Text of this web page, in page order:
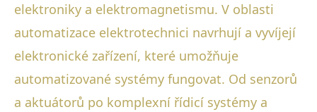
elektroniky a elektromagnetismu. V oblasti
automatizace elektrotechnici navrhují a vyvíjejí
elektronické zařízení, které umožňuje
automatizované systémy fungovat. Od senzorů
a aktuátorů po komplexní řídicí systémy a